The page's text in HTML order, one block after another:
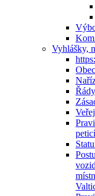
Vyhlášky,
Řády
peticí